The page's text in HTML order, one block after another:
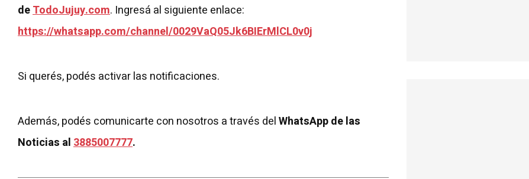
deTodoJujuy.com. Ingresá al siguiente enlace:
https://whatsapp.com/channel/0029VaQ05Jk6BIErMlCL0v0j
Si querés, podés activar las notificaciones.
Además, podés comunicarte con nosotros a través delWhatsApp de las
Noticias al3885007777.